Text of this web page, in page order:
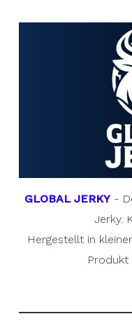
GLOBAL JERKY-
Jerky.
Hergestellt in
Produkt